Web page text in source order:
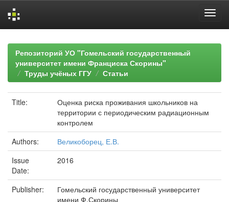
navigationРепозиторий УО "Гомельский государственный
университет имени Франциска Скорины"
Труды учёных ГГУ
Статьи
Title:
Оценка риска проживания школьников на
территории с периодическим радиационным
контролем
Authors:
Великоборец, Е.В.
Issue
Date:
2016
Publisher:
Гомельский государственный университет
имени Ф.Скорины